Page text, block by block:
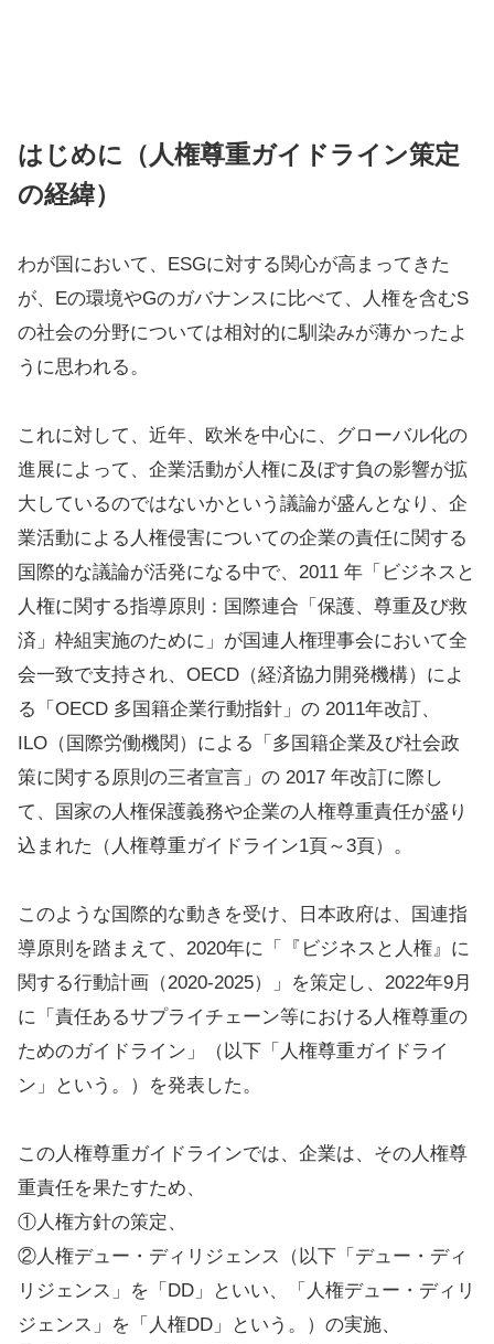
はじめに（人権尊重ガイドライン策定
の経緯）
わが国において、ESGに対する関心が高まってきた
が、Eの環境やGのガバナンスに比べて、人権を含むS
の社会の分野については相対的に馴染みが薄かったよ
うに思われる。
これに対して、近年、欧米を中心に、グローバル化の
進展によって、企業活動が人権に及ぼす負の影響が拡
大しているのではないかという議論が盛んとなり、企
業活動による人権侵害についての企業の責任に関する
国際的な議論が活発になる中で、2011 年「ビジネスと
人権に関する指導原則：国際連合「保護、尊重及び救
済」枠組実施のために」が国連人権理事会において全
会一致で支持され、OECD（経済協力開発機構）によ
る「OECD 多国籍企業行動指針」の 2011年改訂、
ILO（国際労働機関）による「多国籍企業及び社会政
策に関する原則の三者宣言」の 2017 年改訂に際し
て、国家の人権保護義務や企業の人権尊重責任が盛り
込まれた（人権尊重ガイドライン1頁～3頁）。
このような国際的な動きを受け、日本政府は、国連指
導原則を踏まえて、2020年に「『ビジネスと人権』に
関する行動計画（2020-2025）」を策定し、2022年9月
に「責任あるサプライチェーン等における人権尊重の
ためのガイドライン」（以下「人権尊重ガイドライ
ン」という。）を発表した。
この人権尊重ガイドラインでは、企業は、その人権尊
重責任を果たすため、
①人権方針の策定、
②人権デュー・ディリジェンス（以下「デュー・ディ
リジェンス」を「DD」といい、「人権デュー・ディリ
ジェンス」を「人権DD」という。）の実施、